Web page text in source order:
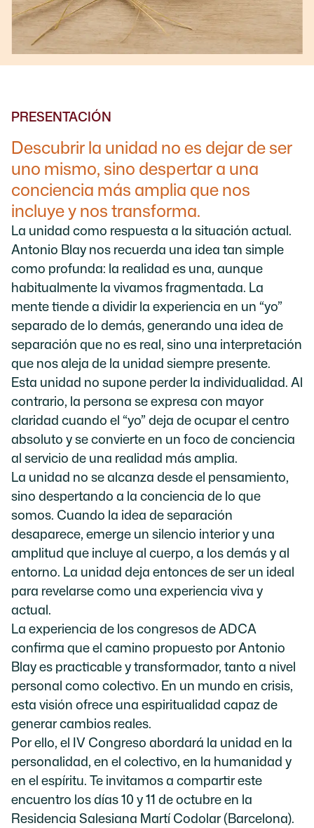
PRESENTACIÓN
Descubrir la unidad no es dejar de ser
uno mismo, sino despertar a una
conciencia más amplia que nos
incluye y nos transforma.
La unidad como respuesta a la situación actual.
Antonio Blay nos recuerda una idea tan simple
como profunda: la realidad es una, aunque
habitualmente la vivamos fragmentada. La
mente tiende a dividir la experiencia en un “yo”
separado de lo demás, generando una idea de
separación que no es real, sino una interpretación
que nos aleja de la unidad siempre presente.
Esta unidad no supone perder la individualidad. Al
contrario, la persona se expresa con mayor
claridad cuando el “yo” deja de ocupar el centro
absoluto y se convierte en un foco de conciencia
al servicio de una realidad más amplia.
La unidad no se alcanza desde el pensamiento,
sino despertando a la conciencia de lo que
somos. Cuando la idea de separación
desaparece, emerge un silencio interior y una
amplitud que incluye al cuerpo, a los demás y al
entorno. La unidad deja entonces de ser un ideal
para revelarse como una experiencia viva y
actual.
La experiencia de los congresos de ADCA
confirma que el camino propuesto por Antonio
Blay es practicable y transformador, tanto a nivel
personal como colectivo. En un mundo en crisis,
esta visión ofrece una espiritualidad capaz de
generar cambios reales.
Por ello, el IV Congreso abordará la unidad en la
personalidad, en el colectivo, en la humanidad y
en el espíritu. Te invitamos a compartir este
encuentro los días 10 y 11 de octubre en la
Residencia Salesiana Martí Codolar (Barcelona).